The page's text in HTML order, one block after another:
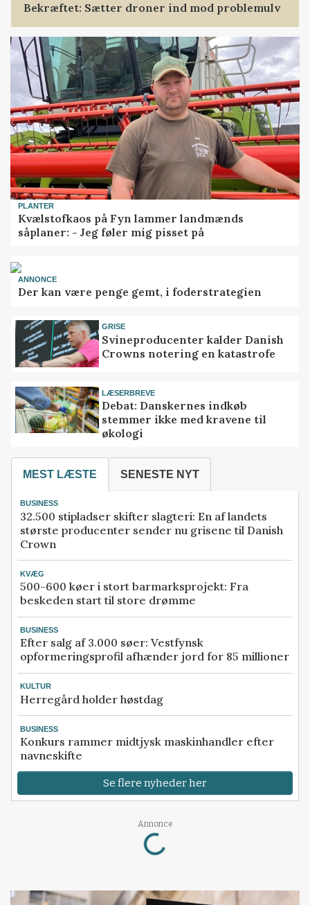
Bekræftet: Sætter droner ind mod problemulv
PLANTER
Kvælstofkaos på Fyn lammer landmænds
såplaner: - Jeg føler mig pisset på
ANNONCE
Der kan være penge gemt, i foderstrategien
GRISE
Svineproducenter kalder Danish
Crowns notering en katastrofe
LÆSERBREVE
Debat: Danskernes indkøb
stemmer ikke med kravene til
økologi
MEST LÆSTE SENESTE NYT
BUSINESS
32.500 stipladser skifter slagteri: En af landets
største producenter sender nu grisene til Danish
Crown
KVÆG
500-600 køer i stort barmarksprojekt: Fra
beskeden start til store drømme
BUSINESS
Efter salg af 3.000 søer: Vestfynsk
opformeringsprofil afhænder jord for 85 millioner
KULTUR
Herregård holder høstdag
BUSINESS
Konkurs rammer midtjysk maskinhandler efter
navneskifte
Se flere nyheder her
Annonce
Loading...